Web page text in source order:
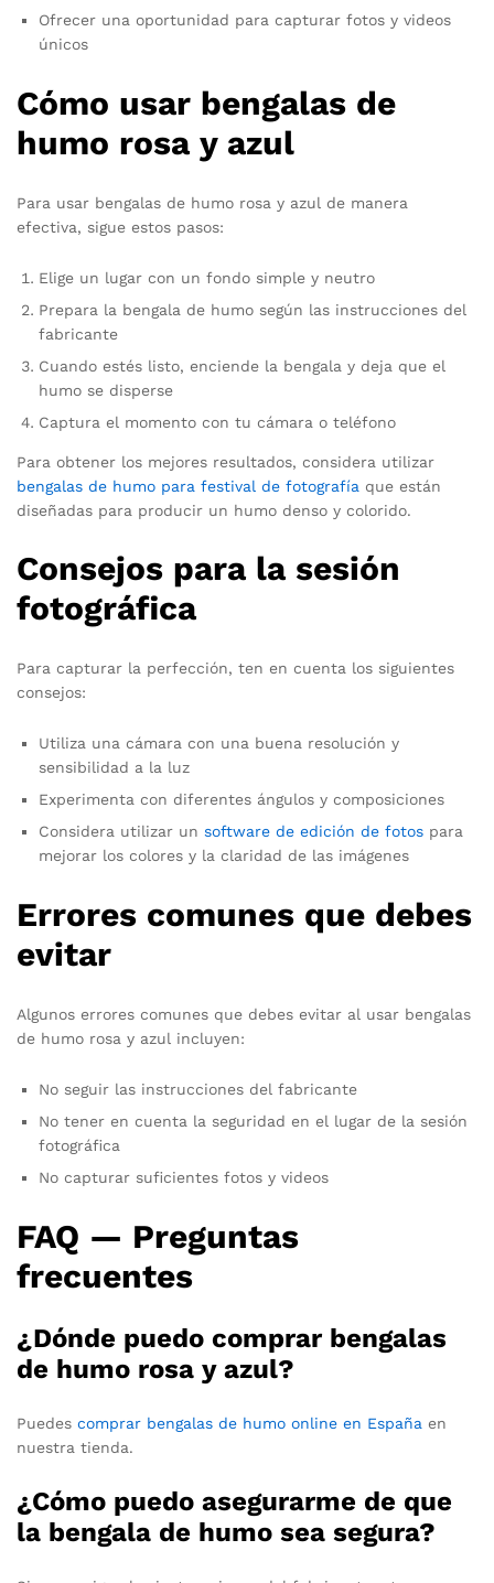
Ofrecer una oportunidad para capturar fotos y videos
únicos
Cómo usar bengalas de
humo rosa y azul
Para usar bengalas de humo rosa y azul de manera
efectiva, sigue estos pasos:
Elige un lugar con un fondo simple y neutro
Prepara la bengala de humo según las instrucciones del
fabricante
Cuando estés listo, enciende la bengala y deja que el
humo se disperse
Captura el momento con tu cámara o teléfono
Para obtener los mejores resultados, considera utilizar
bengalas de humo para festival de fotografía que están
diseñadas para producir un humo denso y colorido.
Consejos para la sesión
fotográfica
Para capturar la perfección, ten en cuenta los siguientes
consejos:
Utiliza una cámara con una buena resolución y
sensibilidad a la luz
Experimenta con diferentes ángulos y composiciones
Considera utilizar un software de edición de fotos para
mejorar los colores y la claridad de las imágenes
Errores comunes que debes
evitar
Algunos errores comunes que debes evitar al usar bengalas
de humo rosa y azul incluyen:
No seguir las instrucciones del fabricante
No tener en cuenta la seguridad en el lugar de la sesión
fotográfica
No capturar suficientes fotos y videos
FAQ — Preguntas
frecuentes
¿Dónde puedo comprar bengalas
de humo rosa y azul?
Puedes comprar bengalas de humo online en España en
nuestra tienda.
¿Cómo puedo asegurarme de que
la bengala de humo sea segura?